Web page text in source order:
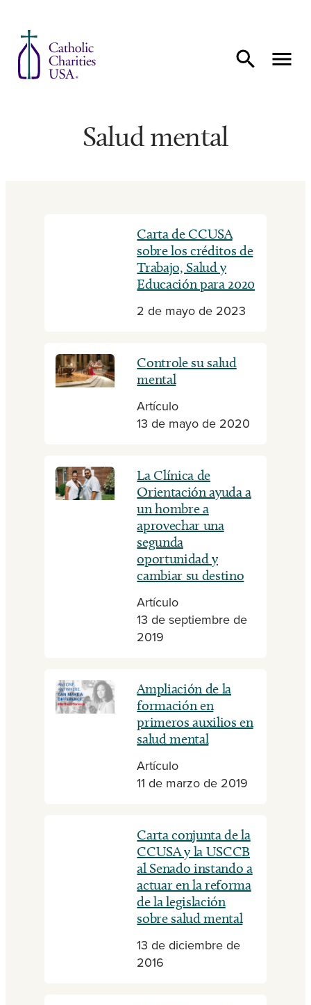
Salud mental
Carta de CCUSA
sobre los créditos de
Trabajo, Salud y
Educación para 2020
2 de mayo de 2023
Controle su salud
mental
Artículo
13 de mayo de 2020
La Clínica de
Orientación ayuda a
un hombre a
aprovechar una
segunda
oportunidad y
cambiar su destino
Artículo
13 de septiembre de
2019
Ampliación de la
formación en
primeros auxilios en
salud mental
Artículo
11 de marzo de 2019
Carta conjunta de la
CCUSA y la USCCB
al Senado instando a
actuar en la reforma
de la legislación
sobre salud mental
13 de diciembre de
2016